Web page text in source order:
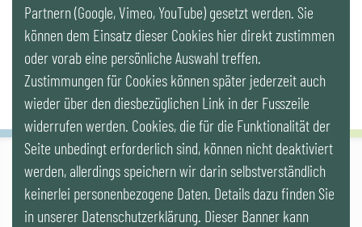
Newsletter
IG LEBENSZYKLUS BAU
Wipplingerstr. 10/Top 9, Stoß im Himmel, A-1010 Wien
office@ig-lebenszyklus.at
Partnern (Google, Vimeo, YouTube) gesetzt werden. Sie
können dem Einsatz dieser Cookies hier direkt zustimmen
oder vorab eine persönliche Auswahl treffen.
Zustimmungen für Cookies können später jederzeit auch
wieder über den diesbezüglichen Link in der Fusszeile
widerrufen werden. Cookies, die für die Funktionalität der
Seite unbedingt erforderlich sind, können nicht deaktiviert
werden, allerdings speichern wir darin selbstverständlich
keinerlei personenbezogene Daten. Details dazu finden Sie
in unserer Datenschutzerklärung. Dieser Banner kann